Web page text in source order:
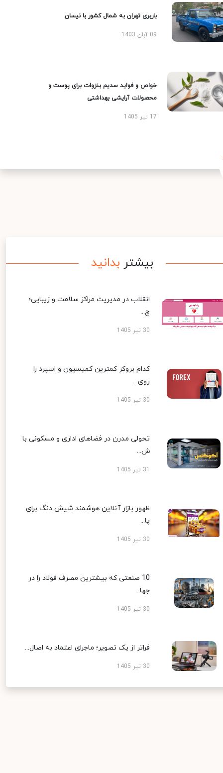
باربری تهران به شمال کشور با نیسان
09 آبان 1403
خواص و فواید سدیم بنزوات برای پوست و
محصولات آرایشی بهداشتی
17 تیر 1405
بیشتر بدانید
انقلاب در مدیریت مراکز سلامت و زیبایی؛
چ...
30 تیر 1405
کدام بروکر کمترین کمیسیون و اسپرد را
روی...
30 تیر 1405
تحولی مدرن در فضاهای اداری و مسکونی با
ش...
ظهور بازار آنلاین هوشمند شیش دنگ برای
پا...
30 تیر 1405
10 صنعتی که بیشترین مصرف فولاد را در
جها...
30 تیر 1405
فراتر از یک تصویر؛ ماجرای اعتماد به اصال...
30 تیر 1405